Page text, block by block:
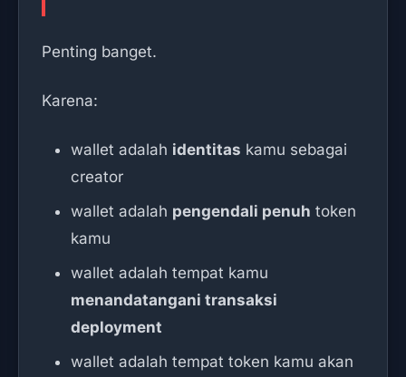
Penting banget.
Karena:
wallet adalah identitas kamu sebagai
creator
wallet adalah pengendali penuh token
kamu
wallet adalah tempat kamu
menandatangani transaksi
deployment
wallet adalah tempat token kamu akan